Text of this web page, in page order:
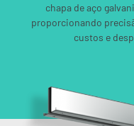
chapa de aço
proporcionando
custos e